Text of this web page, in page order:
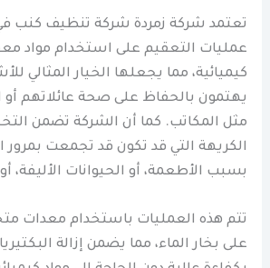
تعتمد شركة زمردة شركة تنظيف كنب
عمليات التعقيم على استخدام مواد
كيميائية، مما يجعلها الخيار المثالي
يهتمون بالحفاظ على صحة عائلاتهم أو
مثل المكاتب. كما أن الشركة تضمن
الكريهة التي قد تكون قد تجمعت بمرور
بسبب الأطعمة، أو الحيوانات الأليفة،
تتم هذه العمليات باستخدام معدات
على بخار الماء، مما يضمن إزالة